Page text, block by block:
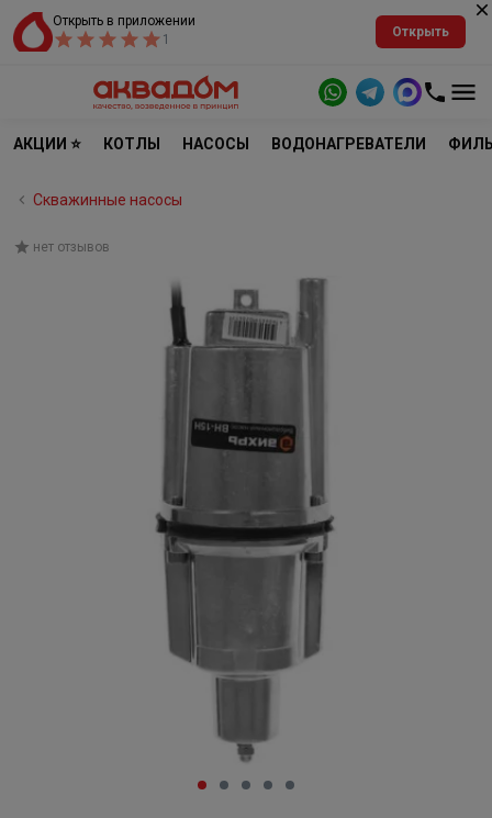
Открыть в приложении
1
Открыть
АКЦИИ ⭐ КОТЛЫ НАСОСЫ ВОДОНАГРЕВАТЕЛИ
Скважинные насосы
нет отзывов